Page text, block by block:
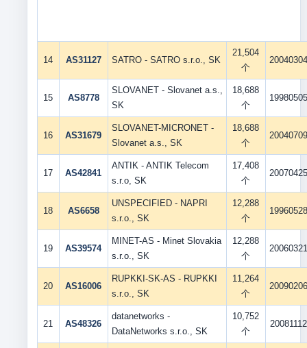
14 AS31127 SATRO - SATRO s.r.o., SK
21,504
个
20040304
15 AS8778
SLOVANET - Slovanet a.s.,
SK
18,688
个
19980505
16 AS31679
SLOVANET-MICRONET -
Slovanet a.s., SK
18,688
个
20040709
17 AS42841
ANTIK - ANTIK Telecom
s.r.o, SK
17,408
个
20070425
18 AS6658
UNSPECIFIED - NAPRI
s.r.o., SK
12,288
个
19960528
19 AS39574
MINET-AS - Minet Slovakia
s.r.o., SK
12,288
个
20060321
20 AS16006
RUPKKI-SK-AS - RUPKKI
s.r.o., SK
11,264
个
20090206
21 AS48326
datanetworks -
DataNetworks s.r.o., SK
10,752
个
20081112